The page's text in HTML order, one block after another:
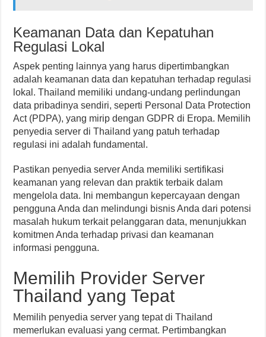
Keamanan Data dan Kepatuhan
Regulasi Lokal
Aspek penting lainnya yang harus dipertimbangkan
adalah keamanan data dan kepatuhan terhadap regulasi
lokal. Thailand memiliki undang-undang perlindungan
data pribadinya sendiri, seperti Personal Data Protection
Act (PDPA), yang mirip dengan GDPR di Eropa. Memilih
penyedia server di Thailand yang patuh terhadap
regulasi ini adalah fundamental.
Pastikan penyedia server Anda memiliki sertifikasi
keamanan yang relevan dan praktik terbaik dalam
mengelola data. Ini membangun kepercayaan dengan
pengguna Anda dan melindungi bisnis Anda dari potensi
masalah hukum terkait pelanggaran data, menunjukkan
komitmen Anda terhadap privasi dan keamanan
informasi pengguna.
Memilih Provider Server
Thailand yang Tepat
Memilih penyedia server yang tepat di Thailand
memerlukan evaluasi yang cermat. Pertimbangkan